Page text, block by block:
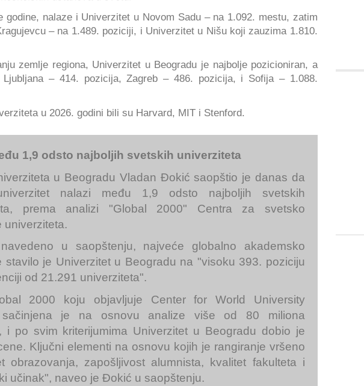
godine, nalaze i Univerzitet u Novom Sadu – na 1.092. mestu, zatim
– na 1.489. poziciji, i Univerzitet u Nišu koji zauzima 1.810.
zemlje regiona, Univerzitet u Beogradu je najbolje pozicioniran, a
– 414. pozicija, Zagreb – 486. pozicija, i Sofija – 1.088.
u 2026. godini bili su Harvard, MIT i Stenford.
1,9 odsto najboljih svetskih univerziteta
u Beogradu Vladan Đokić saopštio je danas da
nalazi među 1,9 odsto najboljih svetskih
prema analizi "Global 2000" Centra za svetsko
univerziteta.
u saopštenju, najveće globalno akademsko
stavilo je Univerzitet u Beogradu na "visoku 393. poziciju
od 21.291 univerziteta".
2000 koju objavljuje Center for World University
sačinjena je na osnovu analize više od 80 miliona
i po svim kriterijumima Univerzitet u Beogradu dobio je
Ključni elementi na osnovu kojih je rangiranje vršeno
obrazovanja, zapošljivost alumnista, kvalitet fakulteta i
učinak", naveo je Đokić u saopštenju.